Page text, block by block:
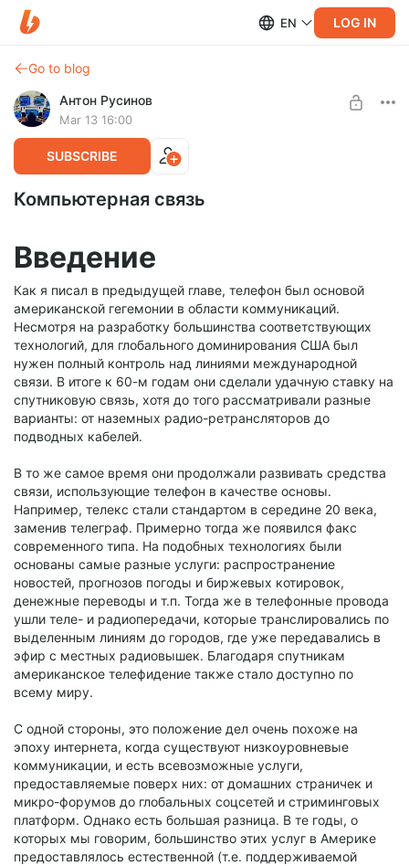
EN LOG IN
Go to blog
Антон Русинов
Mar 13 16:00
SUBSCRIBE
Компьютерная связь
Введение
Как я писал в предыдущей главе, телефон был основой
американской гегемонии в области коммуникаций.
Несмотря на разработку большинства соответствующих
технологий, для глобального доминирования США был
нужен полный контроль над линиями международной
связи. В итоге к 60-м годам они сделали удачную ставку на
спутниковую связь, хотя до того рассматривали разные
варианты: от наземных радио-ретрансляторов до
подводных кабелей.
В то же самое время они продолжали развивать средства
связи, использующие телефон в качестве основы.
Например, телекс стали стандартом в середине 20 века,
заменив телеграф. Примерно тогда же появился факс
современного типа. На подобных технологиях были
основаны самые разные услуги: распространение
новостей, прогнозов погоды и биржевых котировок,
денежные переводы и т.п. Тогда же в телефонные провода
ушли теле- и радиопередачи, которые транслировались по
выделенным линиям до городов, где уже передавались в
эфир с местных радиовышек. Благодаря спутникам
американское телефидение также стало доступно по
всему миру.
С одной стороны, это положение дел очень похоже на
эпоху интернета, когда существуют низкоуровневые
коммуникации, и есть всевозможные услуги,
предоставляемые поверх них: от домашних страничек и
микро-форумов до глобальных соцсетей и стриминговых
платформ. Однако есть большая разница. В те годы, о
которых мы говорим, большинство этих услуг в Америке
предоставлялось естественной (т.е. поддерживаемой